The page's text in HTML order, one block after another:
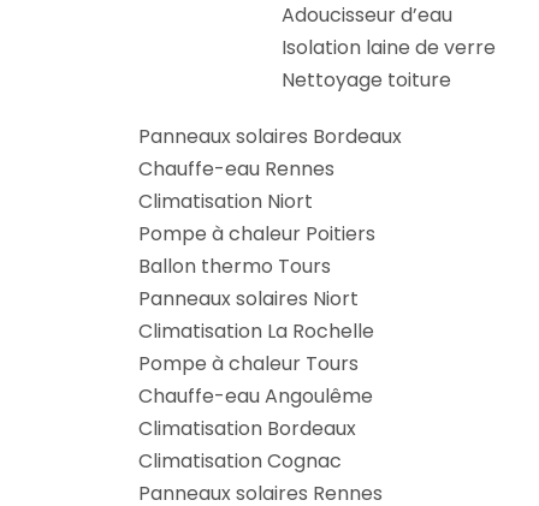
Adoucisseur d’eau
Isolation laine de verre
Nettoyage toiture
Panneaux solaires Bordeaux
Chauffe-eau Rennes
Climatisation Niort
Pompe à chaleur Poitiers
Ballon thermo Tours
Panneaux solaires Niort
Climatisation La Rochelle
Pompe à chaleur Tours
Chauffe-eau Angoulême
Climatisation Bordeaux
Climatisation Cognac
Panneaux solaires Rennes